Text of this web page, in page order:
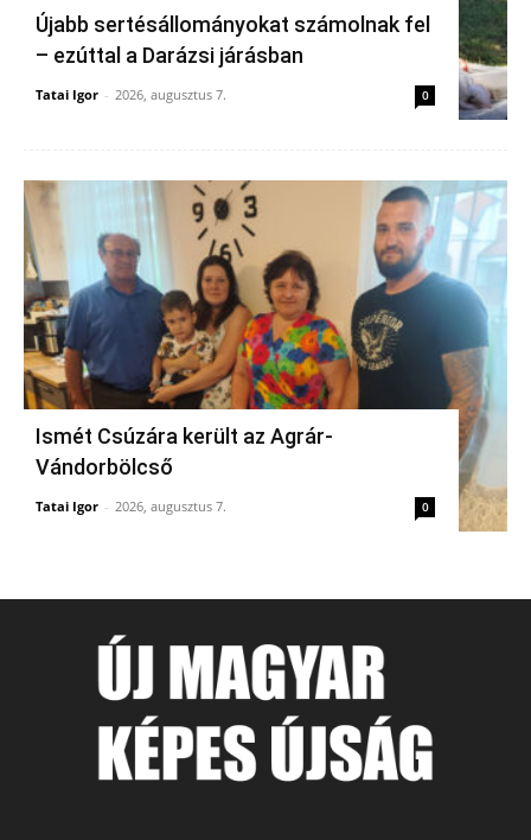
Újabb sertésállományokat számolnak fel
– ezúttal a Darázsi járásban
Tatai Igor - 2026, augusztus 7. 0
Ismét Csúzára került az Agrár-
Vándorbölcső
Tatai Igor - 2026, augusztus 7. 0